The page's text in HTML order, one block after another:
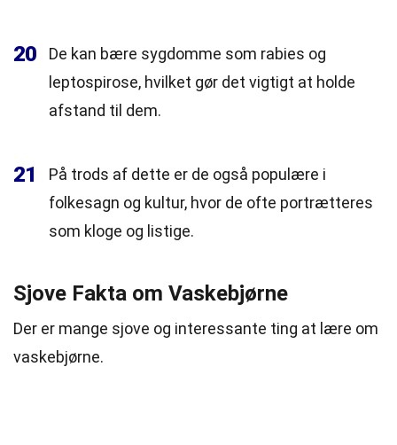
20
De kan bære sygdomme som rabies og
leptospirose, hvilket gør det vigtigt at holde
afstand til dem.
21
På trods af dette er de også populære i
folkesagn og kultur, hvor de ofte portrætteres
som kloge og listige.
Sjove Fakta om Vaskebjørne
Der er mange sjove og interessante ting at lære om
vaskebjørne.